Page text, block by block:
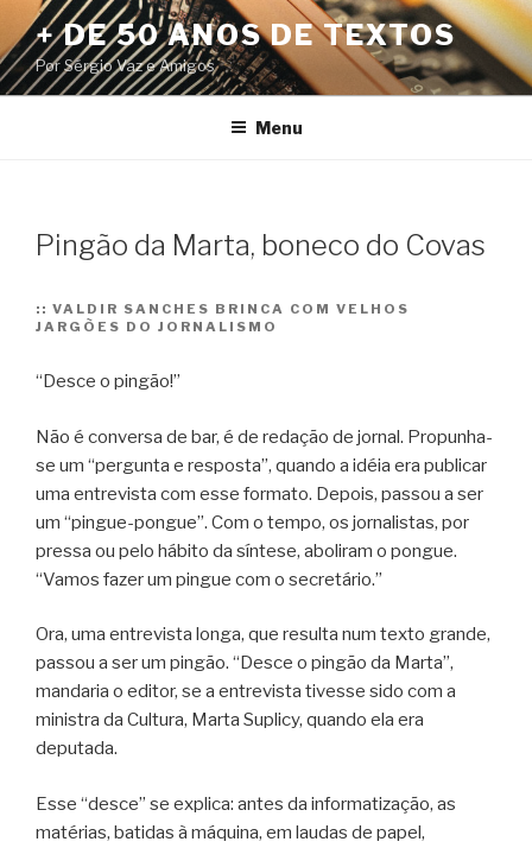
Pular
para
o
conteúdo
+ DE 50 ANOS DE TEXTOS
Por Sérgio Vaz e Amigos
Menu
Pingão da Marta, boneco do Covas
:: VALDIR SANCHES BRINCA COM VELHOS
JARGÕES DO JORNALISMO
“Desce o pingão!”
Não é conversa de bar, é de redação de jornal. Propunha-
se um “pergunta e resposta”, quando a idéia era publicar
uma entrevista com esse formato. Depois, passou a ser
um “pingue-pongue”. Com o tempo, os jornalistas, por
pressa ou pelo hábito da síntese, aboliram o pongue.
“Vamos fazer um pingue com o secretário.”
Ora, uma entrevista longa, que resulta num texto grande,
passou a ser um pingão. “Desce o pingão da Marta”,
mandaria o editor, se a entrevista tivesse sido com a
ministra da Cultura, Marta Suplicy, quando ela era
deputada.
Esse “desce” se explica: antes da informatização, as
matérias, batidas à máquina, em laudas de papel,